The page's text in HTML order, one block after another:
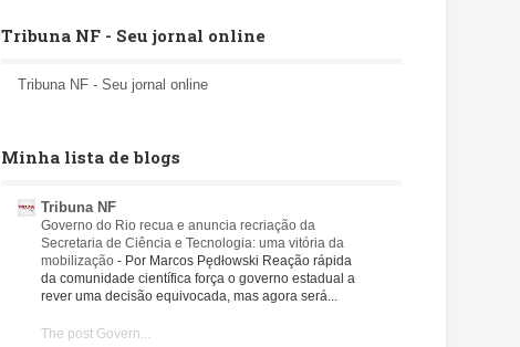
Tribuna NF - Seu jornal online
Tribuna NF - Seu jornal online
Minha lista de blogs
Tribuna NF
Governo do Rio recua e anuncia recriação da
Secretaria de Ciência e Tecnologia: uma vitória da
mobilização- Por Marcos Pędłowski Reação rápida
da comunidade científica força o governo estadual a
rever uma decisão equivocada, mas agora será...
The post Govern...